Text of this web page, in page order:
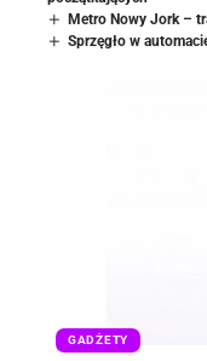
Metro Nowy Jork –
Sprzęgło w
GADŻETY